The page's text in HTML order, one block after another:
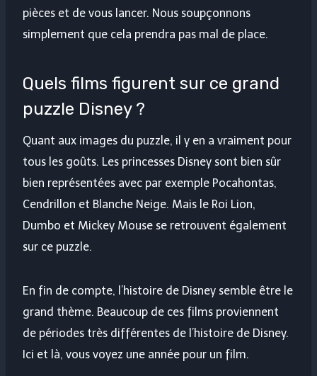
pièces et de vous lancer. Nous soupçonnons
simplement que cela prendra pas mal de place.
Quels films figurent sur ce grand
puzzle Disney ?
Quant aux images du puzzle, il y en a vraiment pour
tous les goûts. Les princesses Disney sont bien sûr
bien représentées avec par exemple Pocahontas,
Cendrillon et Blanche Neige. Mais le Roi Lion,
Dumbo et Mickey Mouse se retrouvent également
sur ce puzzle.
En fin de compte, l’histoire de Disney semble être le
grand thème. Beaucoup de ces films proviennent
de périodes très différentes de l’histoire de Disney.
Ici et là, vous voyez une année pour un film.